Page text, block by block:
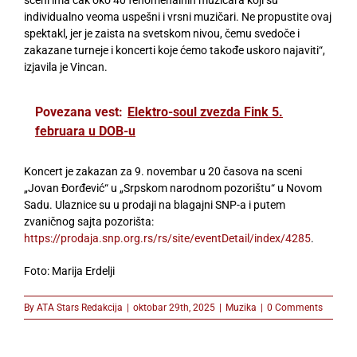
individualno veoma uspešni i vrsni muzičari. Ne propustite ovaj
spektakl, jer je zaista na svetskom nivou, čemu svedoče i
zakazane turneje i koncerti koje ćemo takođe uskoro najaviti“,
izjavila je Vincan.
Povezana vest: Elektro-soul zvezda Fink 5.
februara u DOB-u
Koncert je zakazan za 9. novembar u 20 časova na sceni
„Jovan Đorđević“ u „Srpskom narodnom pozorištu“ u Novom
Sadu. Ulaznice su u prodaji na blagajni SNP-a i putem
zvaničnog sajta pozorišta:
https://prodaja.snp.org.rs/rs/site/eventDetail/index/4285.
Foto: Marija Erdelji
By ATA Stars Redakcija oktobar 29th, 2025 Muzika 0 Comments